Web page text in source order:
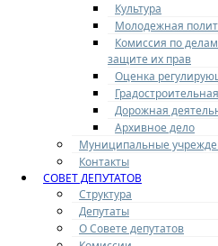
Культура
Молодежная
Комиссия по
защите их прав
Оценка
Дорожная
Архивное дело
Муниципальные
Контакты
СОВЕТ ДЕПУТАТОВ
Структура
Депутаты
О Совете депутатов